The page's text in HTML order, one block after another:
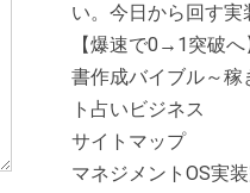
い。今日から回す実
【爆速で0→1突破
書作成バイブル～稼
ト占いビジネス
サイトマップ
マネジメントOS実